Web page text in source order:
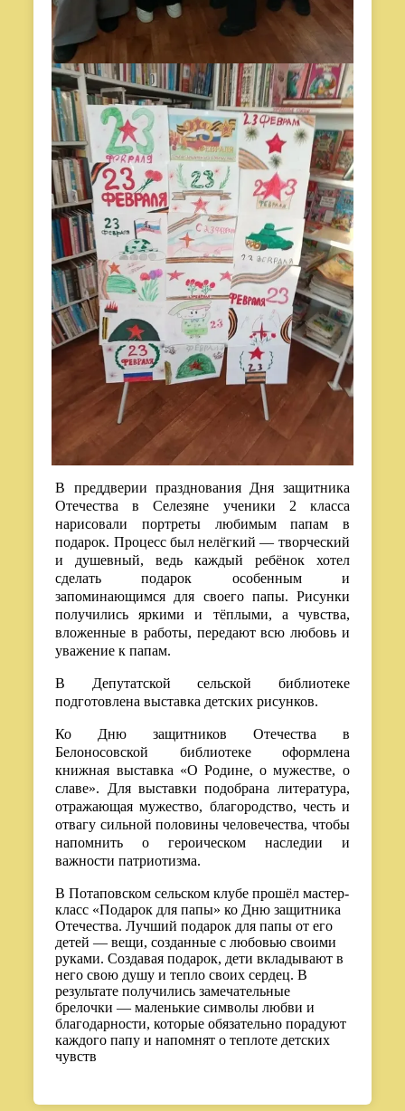
В преддверии празднования Дня защитника
Отечества в Селезяне ученики 2 класса
нарисовали портреты любимым папам в
подарок. Процесс был нелёгкий — творческий
и душевный, ведь каждый ребёнок хотел
сделать подарок особенным и
запоминающимся для своего папы. Рисунки
получились яркими и тёплыми, а чувства,
вложенные в работы, передают всю любовь и
уважение к папам.
В Депутатской сельской библиотеке
подготовлена выставка детских рисунков.
Ко Дню защитников Отечества в
Белоносовской библиотеке оформлена
книжная выставка «О Родине, о мужестве, о
славе». Для выставки подобрана литература,
отражающая мужество, благородство, честь и
отвагу сильной половины человечества, чтобы
напомнить о героическом наследии и
важности патриотизма.
В Потаповском сельском клубе прошёл мастер-
класс «Подарок для папы» ко Дню защитника
Отечества. Лучший подарок для папы от его
детей — вещи, созданные с любовью своими
руками. Создавая подарок, дети вкладывают в
него свою душу и тепло своих сердец. В
результате получились замечательные
брелочки — маленькие символы любви и
благодарности, которые обязательно порадуют
каждого папу и напомнят о теплоте детских
чувств